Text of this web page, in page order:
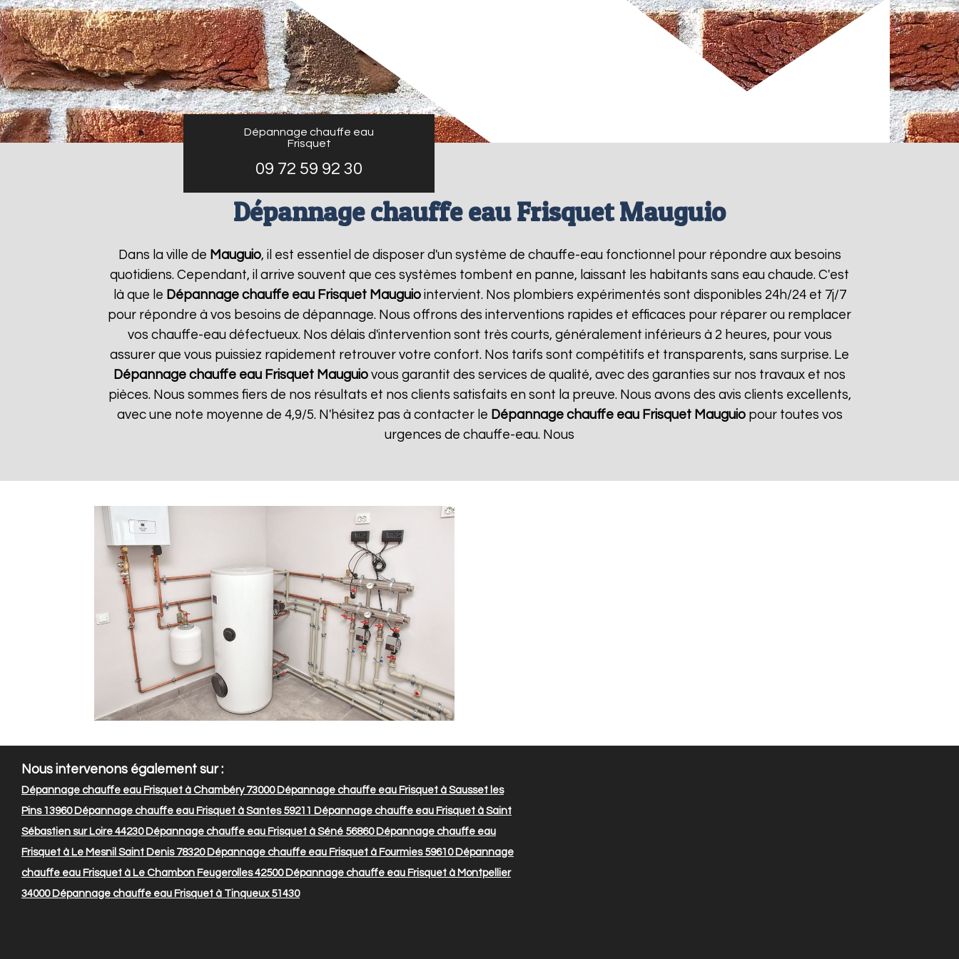
Dépannage chauffe eau
Frisquet
09 72 59 92 30
Dépannage chauffe eau Frisquet Mauguio
Dans la ville de Mauguio, il est essentiel de disposer d'un système de chauffe-eau fonctionnel pour répondre aux besoins
quotidiens. Cependant, il arrive souvent que ces systèmes tombent en panne, laissant les habitants sans eau chaude. C'est
là que le Dépannage chauffe eau Frisquet Mauguiointervient. Nos plombiers expérimentés sont disponibles 24h/24 et 7j/7
pour répondre à vos besoins de dépannage. Nous offrons des interventions rapides et efficaces pour réparer ou remplacer
vos chauffe-eau défectueux. Nos délais d'intervention sont très courts, généralement inférieurs à 2 heures, pour vous
assurer que vous puissiez rapidement retrouver votre confort. Nos tarifs sont compétitifs et transparents, sans surprise. Le
Dépannage chauffe eau Frisquet Mauguio vous garantit des services de qualité, avec des garanties sur nos travaux et nos
pièces. Nous sommes fiers de nos résultats et nos clients satisfaits en sont la preuve. Nous avons des avis clients excellents,
avec une note moyenne de 4,9/5. N'hésitez pas à contacter le Dépannage chauffe eau Frisquet Mauguiopour toutes vos
urgences de chauffe-eau. Nous
Nous intervenons également sur :
Dépannage chauffe eau Frisquet à Chambéry 73000Dépannage chauffe eau Frisquet à Sausset les
Pins 13960Dépannage chauffe eau Frisquet à Santes 59211 Dépannage chauffe eau Frisquet à Saint
Sébastien sur Loire 44230Dépannage chauffe eau Frisquet à Séné 56860Dépannage chauffe eau
Frisquet à Le Mesnil Saint Denis 78320Dépannage chauffe eau Frisquet à Fourmies 59610Dépannage
chauffe eau Frisquet à Le Chambon Feugerolles 42500Dépannage chauffe eau Frisquet à Montpellier
34000Dépannage chauffe eau Frisquet à Tinqueux 51430